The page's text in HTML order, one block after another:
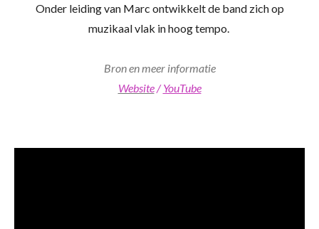
Onder leiding van Marc ontwikkelt de band zich op
muzikaal vlak in hoog tempo.
Bron en meer informatie
Website/YouTube